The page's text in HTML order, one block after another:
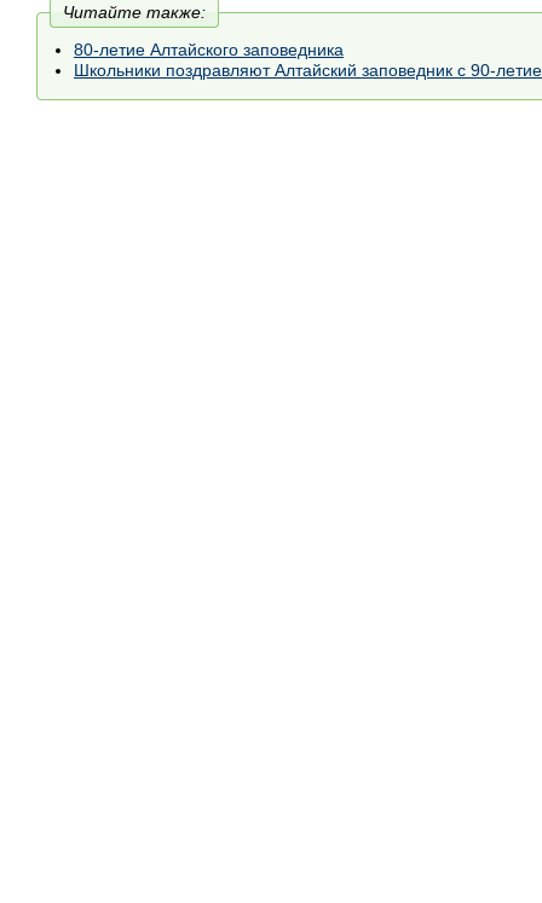
Читайте также:
80-летие Алтайского заповедника
Школьники поздравляют Алтайский заповедник с 90-